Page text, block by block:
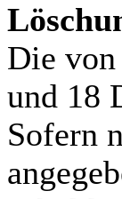
Die von
und 18
Sofern